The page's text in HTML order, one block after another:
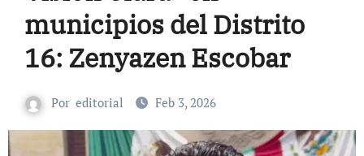
municipios del Distrito
16: Zenyazen Escobar
Por editorial Feb 3, 2026